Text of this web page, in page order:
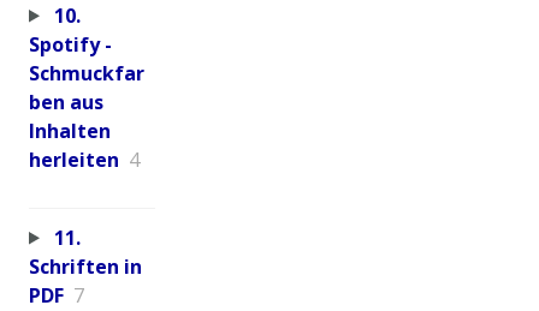
10.
Spotify -
Schmuckfar
ben aus
Inhalten
herleiten 4
11.
Schriften in
PDF 7